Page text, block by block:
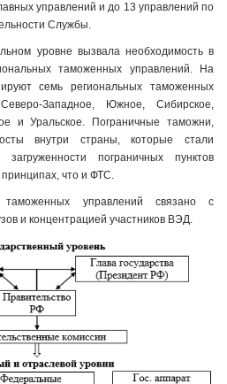
управлений и до 13 управлений по
Службы.
уровне вызвала необходимость в
таможенных управлений. На
семь региональных таможенных
Западное, Южное, Сибирское,
и Уральское. Пограничные таможни,
внутри страны, которые стали
пограничных пунктов
принципах, что и ФТС.
таможенных управлений связано с
и концентрацией участников ВЭД.